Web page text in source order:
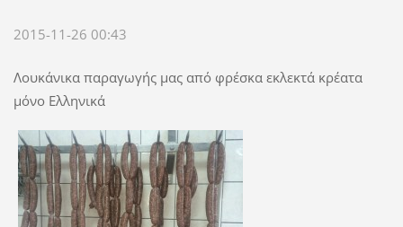
2015-11-26 00:43
Λουκάνικα παραγωγής μας από φρέσκα εκλεκτά κρέατα
μόνο Ελληνικά